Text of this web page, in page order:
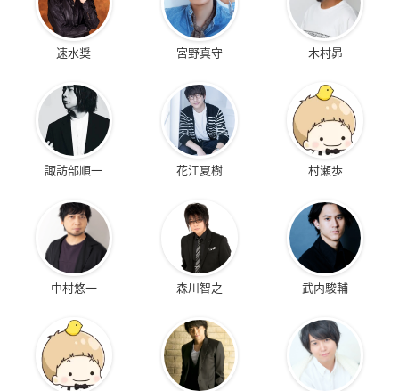
速水奨 宮野真守 木村昴
諏訪部順一 花江夏樹 村瀬歩
中村悠一 森川智之 武内駿輔